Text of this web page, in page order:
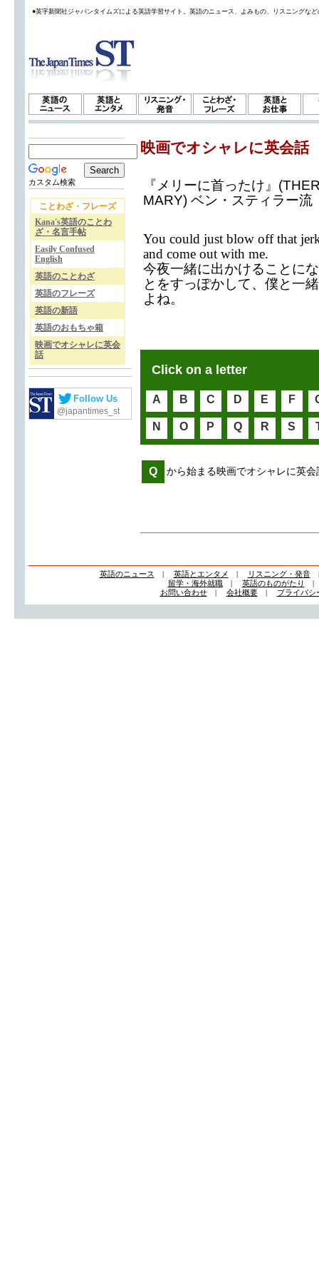
●英字新聞社ジャパンタイムズによる英語学習サイト。英語のニュース、よみもの、リスニングな
カスタム検索
ことわざ・フレーズ
Kana's英語のことわ
ざ・名言手帖
Easily Confused
English
英語のことわざ
英語のフレーズ
英語の新語
英語のおもちゃ箱
映画でオシャレに英会
話
Follow Us
@japantimes_st
映画でオシャレに英会話
『メリーに首ったけ』
MARY) ベン・スティラー流
You could just blow off that
and come out with me.
今夜一緒に出かけることに
とをすっぽかして、僕と一
よね。
Click on a letter
A B C D E F
N O P Q R S
Q から始まる映画でオシャレに英会
英語のニュース | 英語とエンタメ | リスニング・発音
留学・海外就職| 英語のものがたり
お問い合わせ| 会社概要| プライバシ